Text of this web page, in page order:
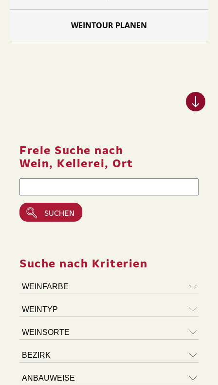
WEINTOUR PLANEN
Freie Suche nach
Wein, Kellerei, Ort
Suche nach Kriterien